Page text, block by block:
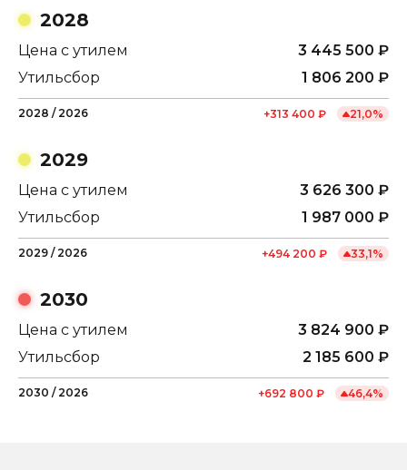
2028
Цена с утилем 3 445 500 ₽
Утильсбор
1 806 200 ₽
2028 / 2026 +313 400 ₽ 21,0%
2029
Цена с утилем 3 626 300 ₽
Утильсбор
1 987 000 ₽
2029 / 2026 +494 200 ₽ 33,1%
2030
Цена с утилем 3 824 900 ₽
Утильсбор
2 185 600 ₽
2030 / 2026 +692 800 ₽ 46,4%